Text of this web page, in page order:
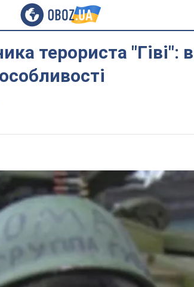
терориста "Гіві":